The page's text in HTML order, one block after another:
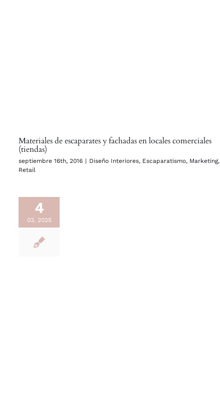
Materiales de escaparates y fachadas en locales comerciales
(tiendas)
septiembre 16th, 2016 | Diseño Interiores, Escaparatismo, Marketing,
Retail
4
03, 2025